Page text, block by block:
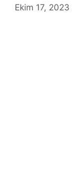
Ekim 17, 2023